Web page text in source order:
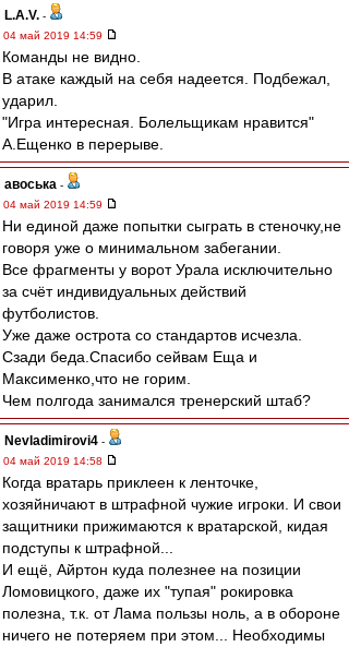
L.А.V. -
04 май 2019 14:59
Команды не видно.
В атаке каждый на себя надеется. Подбежал,
ударил.
"Игра интересная. Болельщикам нравится"
А.Ещенко в перерыве.
авоська -
04 май 2019 14:59
Ни единой даже попытки сыграть в стеночку,не
говоря уже о минимальном забегании.
Все фрагменты у ворот Урала исключительно
за счёт индивидуальных действий
футболистов.
Уже даже острота со стандартов исчезла.
Сзади беда.Спасибо сейвам Еща и
Максименко,что не горим.
Чем полгода занимался тренерский штаб?
Nevladimirovi4 -
04 май 2019 14:58
Когда вратарь приклеен к ленточке,
хозяйничают в штрафной чужие игроки. И свои
защитники прижимаются к вратарской, кидая
подступы к штрафной...
И ещё, Айртон куда полезнее на позиции
Ломовицкого, даже их "тупая" рокировка
полезна, т.к. от Лама пользы ноль, а в обороне
ничего не потеряем при этом... Необходимы